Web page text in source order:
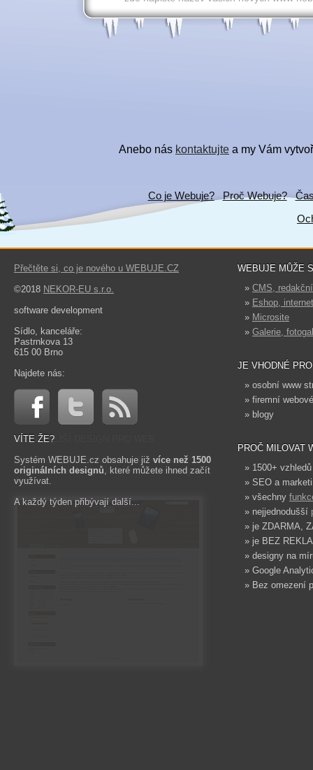
Anebo nás kontaktujte a my Vám
Co je Webuje? Proč Webuje?
Přečtěte si, co je nového u WEBUJE.CZ
©2018 NEKOR-EU s.r.o.
software development
Sídlo, kanceláře:
Pastrnkova 13
615 00 Brno
Najdete nás:
VÍTE ŽE?
Systém WEBUJE.cz obsahuje již více než 1500
originálních designů, které můžete ihned začít
využívat.
A každý týden přibývají další...
WEBUJE MŮŽE
» CMS,
» Eshop,
» Microsite
» Galerie,
JE VHODNÉ
» osobní www
» firemní
» blogy
PROČ MILOVAT
» 1500+
» SEO a
» všechny
» nejjednodušší
» je ZDARMA,
» je BEZ
» designy na
» Google
» Bez omezení